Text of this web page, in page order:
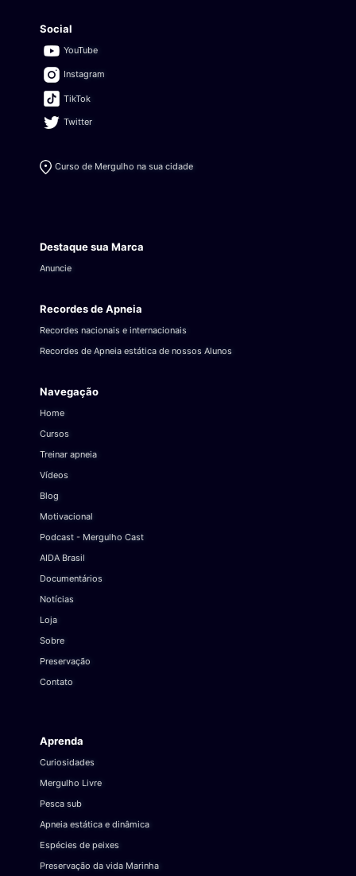
Social
YouTube
Instagram
TikTok
Twitter
Curso de Mergulho na sua cidade
Destaque sua Marca
Anuncie
Recordes de Apneia
Recordes nacionais e internacionais
Recordes de Apneia estática de nossos Alunos
Navegação
Home
Cursos
Treinar apneia
Vídeos
Blog
Motivacional
Podcast - Mergulho Cast
AIDA Brasil
Documentários
Notícias
Loja
Sobre
Preservação
Contato
Aprenda
Curiosidades
Mergulho Livre
Pesca sub
Apneia estática e dinâmica
Espécies de peixes
Preservação da vida Marinha